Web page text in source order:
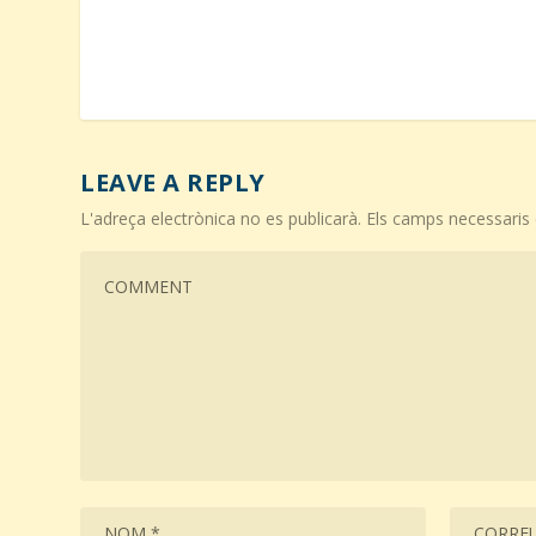
LEAVE A REPLY
L'adreça electrònica no es publicarà. Els camps